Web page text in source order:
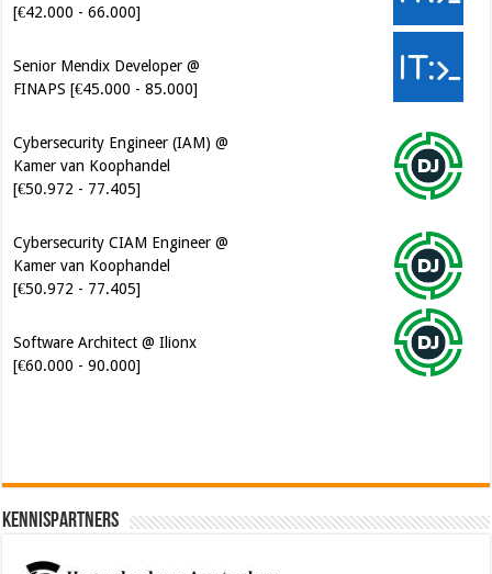
[€42.000 - 66.000]
Senior Mendix Developer @
FINAPS [€45.000 - 85.000]
Cybersecurity Engineer (IAM) @
Kamer van Koophandel
[€50.972 - 77.405]
Cybersecurity CIAM Engineer @
Kamer van Koophandel
[€50.972 - 77.405]
Software Architect @ Ilionx
[€60.000 - 90.000]
Kennispartners